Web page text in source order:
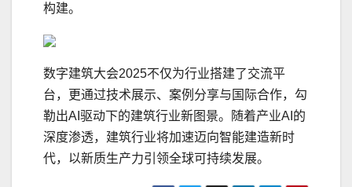
构建。
数字建筑大会2025不仅为行业搭建了交流平
台，更通过技术展示、案例分享与国际合作，勾
勒出AI驱动下的建筑行业新图景。随着产业AI的
深度渗透，建筑行业将加速迈向智能建造新时
代，以新质生产力引领全球可持续发展。